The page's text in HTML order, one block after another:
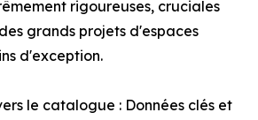
rigoureuses, cruciales
grands projets d'espaces
d'exception.
le catalogue : Données clés et